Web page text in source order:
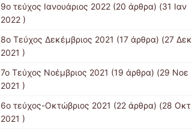
9o τεύχος Ιανουάριος 2022(20 άρθρα) (31 Ιαν
2022 )
8o Tεύχος Δεκέμβριος 2021 (17 άρθρα) (27 Δεκ
2021 )
7o Τεύχος Νοέμβριος 2021 (19 άρθρα) (29 Νοε
2021 )
6ο τεύχος-Οκτώβριος 2021 (22 άρθρα) (28 Οκτ
2021 )